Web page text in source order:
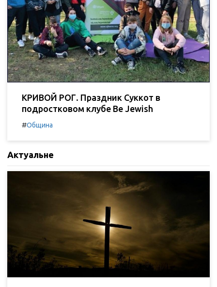
КРИВОЙ РОГ. Праздник Суккот в
подростковом клубе Be Jewish
#Община
Актуальне